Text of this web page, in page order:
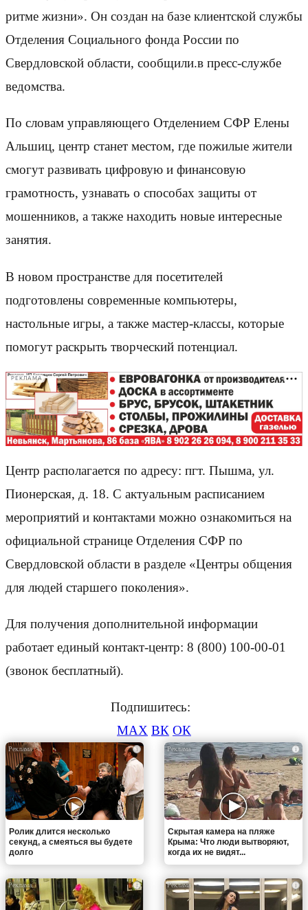
ритме жизни». Он создан на базе клиентской службы
Отделения Социального фонда России по
Свердловской области, сообщили.в пресс-службе
ведомства.
По словам управляющего Отделением СФР Елены
Альшиц, центр станет местом, где пожилые жители
смогут развивать цифровую и финансовую
грамотность, узнавать о способах защиты от
мошенников, а также находить новые интересные
занятия.
В новом пространстве для посетителей
подготовлены современные компьютеры,
настольные игры, а также мастер-классы, которые
помогут раскрыть творческий потенциал.
РЕКЛАМА
Центр располагается по адресу: пгт. Пышма, ул.
Пионерская, д. 18. С актуальным расписанием
мероприятий и контактами можно ознакомиться на
официальной странице Отделения СФР по
Свердловской области в разделе «Центры общения
для людей старшего поколения».
Для получения дополнительной информации
работает единый контакт-центр: 8 (800) 100-00-01
(звонок бесплатный).
Подпишитесь:
MAX ВК ОК
i
Ролик длится несколько
секунд, а смеяться вы будете
долго
i
Скрытая камера на пляже
Крыма: Что люди вытворяют,
когда их не видят...
i i